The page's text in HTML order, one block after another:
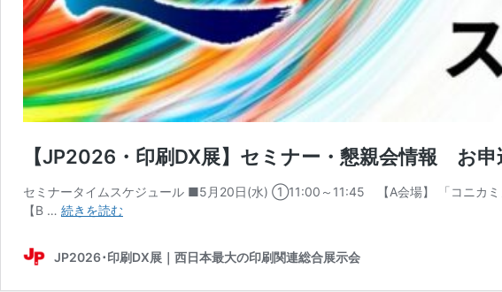
【JP2026・印刷DX展】セミナー・懇親会情報 お
セミナータイムスケジュール ■5月20日(水) ①11:00～11:45 【A会場】 「コニカ
【B … 続きを読む【JP2026・
DX
JP2026･印刷DX展｜西日本最大の印刷関連総合展示会